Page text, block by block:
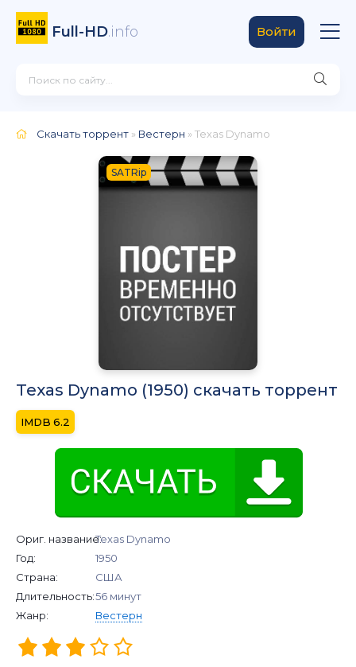
Full-HD.info Войти
Скачать торрент » Вестерн » Texas Dynamo
SATRip
Texas Dynamo (1950) скачать торрент
6.2
Ориг. название:Texas Dynamo
Год:
1950
Страна:
США
Длительность:56 минут
Жанр:
Вестерн